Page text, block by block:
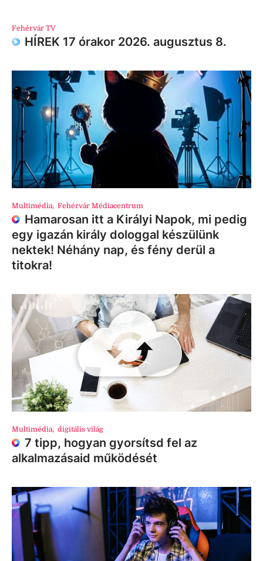
Fehérvár TV
HÍREK 17 órakor 2026. augusztus 8.
Multimédia, Fehérvár Médiacentrum
Hamarosan itt a Királyi Napok, mi pedig
egy igazán király dologgal készülünk
nektek! Néhány nap, és fény derül a
titokra!
Multimédia, digitális világ
7 tipp, hogyan gyorsítsd fel az
alkalmazásaid működését